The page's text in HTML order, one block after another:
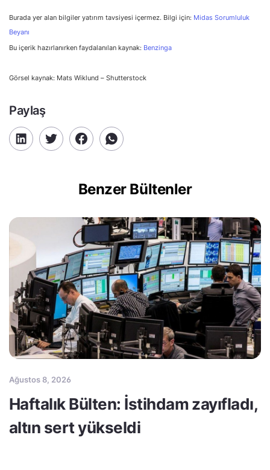
Burada yer alan bilgiler yatırım tavsiyesi içermez. Bilgi için: Midas Sorumluluk
Beyanı
Bu içerik hazırlanırken faydalanılan kaynak: Benzinga
Görsel kaynak: Mats Wiklund – Shutterstock
Paylaş
Benzer Bültenler
Ağustos 8, 2026
Haftalık Bülten: İstihdam zayıfladı,
altın sert yükseldi